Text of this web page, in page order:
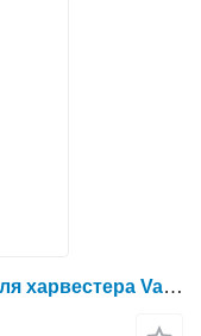
Гидрораспределитель 5064143 для харвестера Valmet 911.3